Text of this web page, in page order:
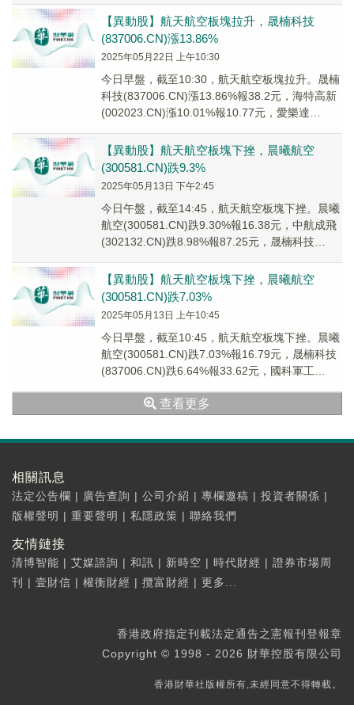
【異動股】航天航空板塊拉升，晟楠科技
(837006.CN)漲13.86%
2025年05月22日 上午10:30
今日早盤，截至10:30，航天航空板塊拉升。晟楠
科技(837006.CN)漲13.86%報38.2元，海特高新
(002023.CN)漲10.01%報10.77元，愛樂達
【異動股】航天航空板塊下挫，晨曦航空
(300581.CN)跌9.3%
2025年05月13日 下午2:45
今日午盤，截至14:45，航天航空板塊下挫。晨曦
航空(300581.CN)跌9.30%報16.38元，中航成飛
(302132.CN)跌8.98%報87.25元，晟楠科技
【異動股】航天航空板塊下挫，晨曦航空
(300581.CN)跌7.03%
2025年05月13日 上午10:45
今日早盤，截至10:45，航天航空板塊下挫。晨曦
航空(300581.CN)跌7.03%報16.79元，晟楠科技
(837006.CN)跌6.64%報33.62元，國科軍工
查看更多
相關訊息
法定公告欄 | 廣告查詢 | 公司介紹 | 專欄邀稿 | 投資者關係 |
版權聲明 | 重要聲明 | 私隱政策 | 聯絡我們
友情鏈接
清博智能 | 艾媒諮詢 | 和訊 | 新時空 | 時代財經 | 證券市場周
刊
| 壹財信 | 權衡財經 | 攬富財經 | 更多...
香港政府指定刊載法定通告之憲報刊登報章
Copyright © 1998 - 2026 財華控股有限公司
香港財華社版權所有,未經同意不得轉載。